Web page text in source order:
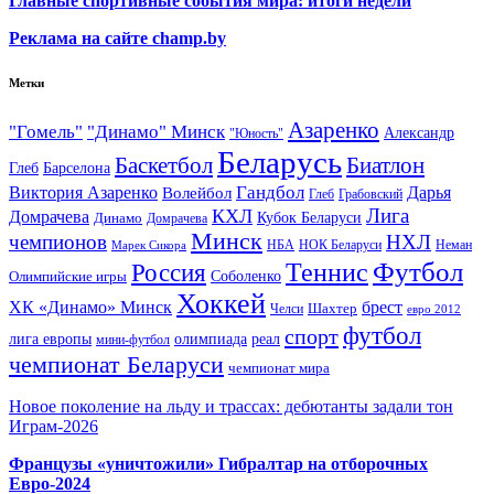
Реклама на сайте champ.by
Метки
"Гомель" "Динамо" Минск "Юность" Азаренко Александр
Глеб Барселона Баскетбол БеларусьБиатлон
Виктория Азаренко Волейбол Гандбол Глеб Грабовский Дарья
Домрачева Динамо Домрачева КХЛ Кубок Беларуси Лига
чемпионов Марек Сикора Минск НБА НОК Беларуси НХЛ Неман
Олимпийские игры Россия Соболенко Теннис Футбол
ХК «Динамо» Минск Хоккей Челси Шахтер брест евро 2012
лига европы мини-футбол олимпиада реал спортфутбол
чемпионат Беларуси чемпионат мира
Новое поколение на льду и трассах: дебютанты задали тон
Играм-2026
Французы «уничтожили» Гибралтар на отборочных
Евро-2024